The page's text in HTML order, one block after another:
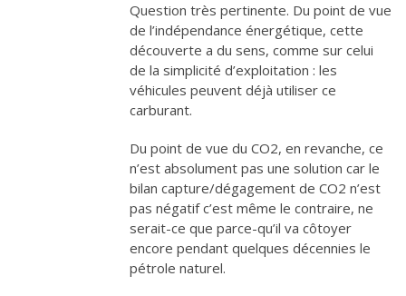
Question très pertinente. Du point de vue
de l’indépendance énergétique, cette
découverte a du sens, comme sur celui
de la simplicité d’exploitation : les
véhicules peuvent déjà utiliser ce
carburant.
Du point de vue du CO2, en revanche, ce
n’est absolument pas une solution car le
bilan capture/dégagement de CO2 n’est
pas négatif c’est même le contraire, ne
serait-ce que parce-qu’il va côtoyer
encore pendant quelques décennies le
pétrole naturel.